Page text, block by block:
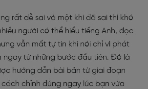
rất dễ sai và một khi đã sai thì khó
người có thể hiểu tiếng Anh, đọc
vẫn mất tự tin khi nói chỉ vì phát
ngay từ những bước đầu tiên. Đó là
hướng dẫn bài bản từ giai đoạn
chỉnh đúng ngay lúc bạn vừa